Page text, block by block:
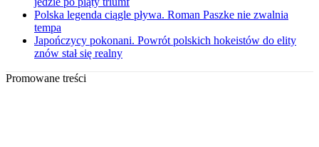
Polska legenda ciągle pływa. Roman Paszke nie zwalnia
tempa
Japończycy pokonani. Powrót polskich hokeistów do elity
znów stał się realny
Promowane treści